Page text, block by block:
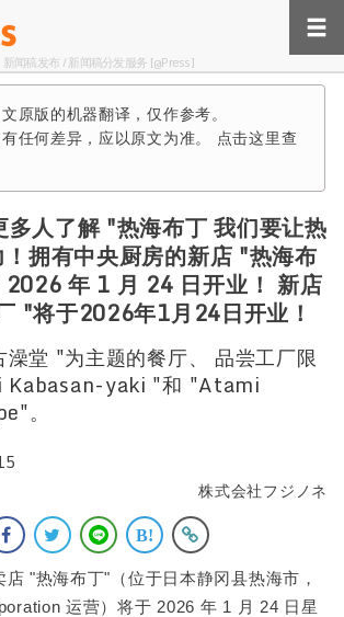
新闻稿发布 / 新闻稿分发服务 [@Press]
原版的机器翻译，仅作参考。
任何差异，应以原文为准。 点击这里查
人了解 "热海布丁 我们要让热
拥有中央厨房的新店 "热海布
年 1 月 24 日开业！ 新店
"将于2026年1月24日开业！
澡堂 "为主题的餐厅、 品尝工厂限
Kabasan-yaki "和 "Atami
。
株式会社フジノネ
"热海布丁"（位于日本静冈县热海市，
运营）将于 2026 年 1 月 24 日星